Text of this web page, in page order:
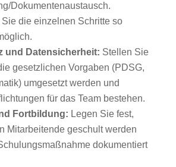
Dokumentenaustausch.
die einzelnen Schritte so
und Datensicherheit: Stellen Sie
gesetzlichen Vorgaben (PDSG,
umgesetzt werden und
für das Team bestehen.
Fortbildung: Legen Sie fest,
Mitarbeitende geschult werden
dokumentiert